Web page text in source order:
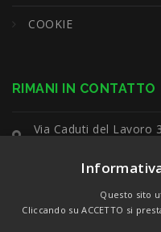
COOKIE
RIMANI IN CONTATTO
Via Caduti del Lavoro
info@elettrotecnica-
Questo sito
Cliccando su ACCETTO si